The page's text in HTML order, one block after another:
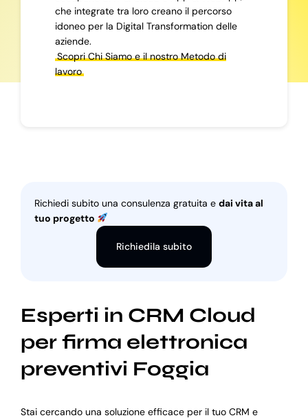
che integrate tra loro creano il percorso
idoneo per la Digital Transformation delle
aziende.
Scopri Chi Siamo e il nostro Metodo di
lavoro
Richiedi subito una consulenza gratuita e dai vita al
tuo progetto
Richiedila subito
Esperti in CRM Cloud
per firma elettronica
preventivi Foggia
Stai cercando una soluzione efficace per il tuo CRM e